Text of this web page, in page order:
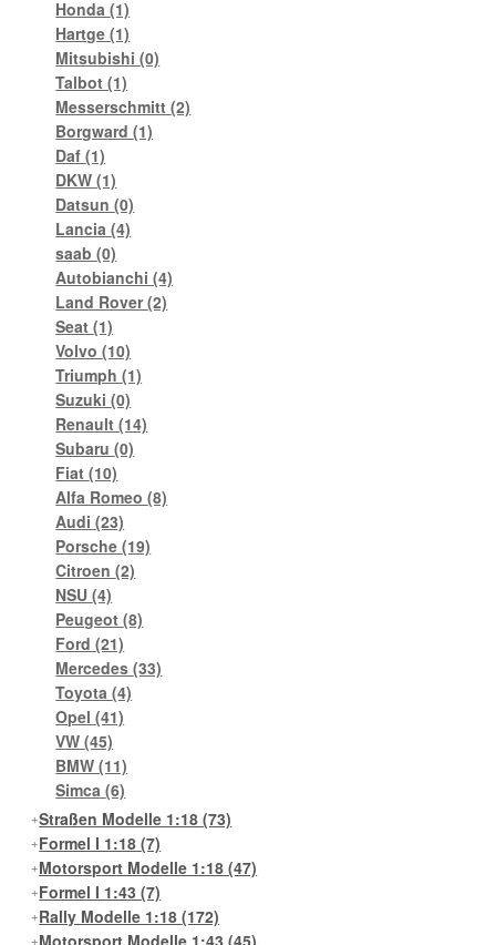
Honda(1)
Hartge(1)
Mitsubishi(0)
Talbot(1)
Messerschmitt(2)
Borgward(1)
Daf(1)
DKW(1)
Datsun(0)
Lancia(4)
saab(0)
Autobianchi(4)
Land Rover(2)
Seat(1)
Volvo(10)
Triumph(1)
Suzuki(0)
Renault(14)
Subaru(0)
Fiat(10)
Alfa Romeo(8)
Audi(23)
Porsche(19)
Citroen(2)
NSU(4)
Peugeot(8)
Ford(21)
Mercedes(33)
Toyota(4)
Opel(41)
VW(45)
BMW(11)
Simca(6)
Straßen Modelle 1:18(73)
Formel I 1:18(7)
Motorsport Modelle 1:18(47)
Formel I 1:43(7)
Rally Modelle 1:18(172)
Motorsport Modelle 1:43(45)